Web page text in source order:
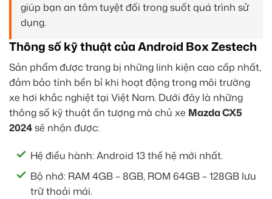
giúp bạn an tâm tuyệt đối trong suốt quá trình sử
dụng.
Thông số kỹ thuật của Android Box Zestech
Sản phẩm được trang bị những linh kiện cao cấp nhất,
đảm bảo tính bền bỉ khi hoạt động trong môi trường
xe hơi khắc nghiệt tại Việt Nam. Dưới đây là những
thông số kỹ thuật ấn tượng mà chủ xe Mazda CX5
2024sẽ nhận được:
Hệ điều hành: Android 13 thế hệ mới nhất.
Bộ nhớ: RAM 4GB – 8GB, ROM 64GB – 128GB lưu
trữ thoải mái.